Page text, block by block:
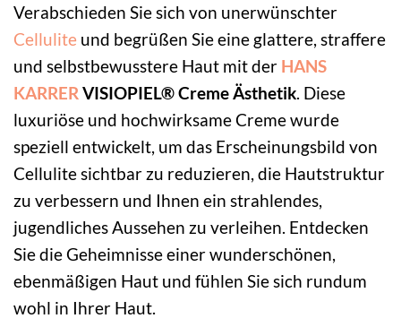
Verabschieden Sie sich von unerwünschter
Cellulite und begrüßen Sie eine glattere, straffere
und selbstbewusstere Haut mit der HANS
KARRER VISIOPIEL® Creme Ästhetik . Diese
luxuriöse und hochwirksame Creme wurde
speziell entwickelt, um das Erscheinungsbild von
Cellulite sichtbar zu reduzieren, die Hautstruktur
zu verbessern und Ihnen ein strahlendes,
jugendliches Aussehen zu verleihen. Entdecken
Sie die Geheimnisse einer wunderschönen,
ebenmäßigen Haut und fühlen Sie sich rundum
wohl in Ihrer Haut.